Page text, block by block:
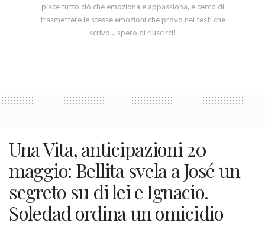
piace tutto ciò che emoziona e appassiona, e cerco di
trasmettere le stesse emozioni che provo nei testi che
scrivo... spero di riuscirci!
Una Vita, anticipazioni 20
maggio: Bellita svela a José un
segreto su di lei e Ignacio.
Soledad ordina un omicidio